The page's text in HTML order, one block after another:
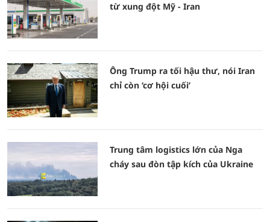
từ xung đột Mỹ - Iran
Ông Trump ra tối hậu thư, nói Iran
chỉ còn ‘cơ hội cuối’
Trung tâm logistics lớn của Nga
cháy sau đòn tập kích của Ukraine